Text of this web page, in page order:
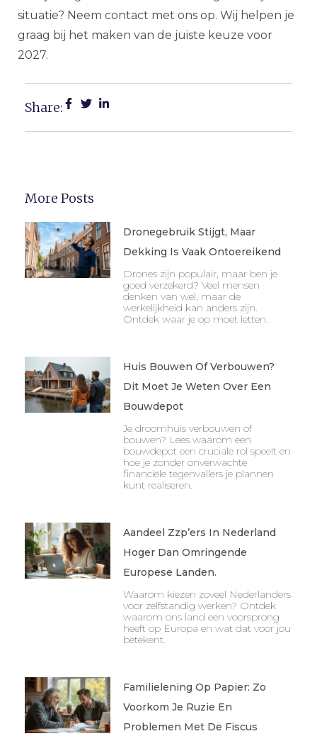
situatie? Neem contact met ons op. Wij helpen je
graag bij het maken van de juiste keuze voor
2027.
Share:
More Posts
Dronegebruik Stijgt, Maar
Dekking Is Vaak Ontoereikend
Drones zijn populair, maar ben je
goed verzekerd? Veel mensen
denken van wel, maar de
werkelijkheid kan anders zijn.
Ontdek waar je op moet letten.
Huis Bouwen Of Verbouwen?
Dit Moet Je Weten Over Een
Bouwdepot
Je droomhuis verbouwen of
bouwen? Lees waarom een
bouwdepot een cruciale rol speelt en
hoe je zonder onverwachte
financiële tegenvallers je plannen
kunt realiseren.
Aandeel Zzp’ers In Nederland
Hoger Dan Omringende
Europese Landen.
Waarom kiezen zoveel Nederlanders
voor zelfstandig werken? Ontdek
waarom ons land een voorsprong
heeft op Europa en wat dat voor jou
betekent.
Familielening Op Papier: Zo
Voorkom Je Ruzie En
Problemen Met De Fiscus